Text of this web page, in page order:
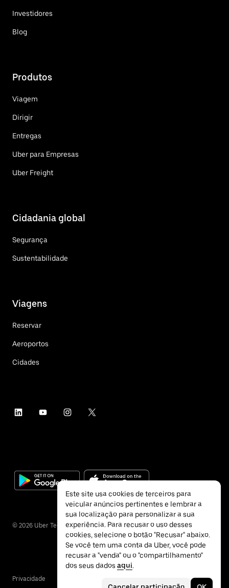
Investidores
Blog
Produtos
Viagem
Dirigir
Entregas
Uber para Empresas
Uber Freight
Cidadania global
Segurança
Sustentabilidade
Viagens
Reservar
Aeroportos
Cidades
© 2026 Uber Technologies Inc.
Privacidade
Este site usa cookies de terceiros para
veicular anúncios pertinentes e lembrar a
sua localização para personalizar a sua
experiência. Para recusar o uso desses
cookies, selecione o botão "Recusar" abaixo.
Se você tem uma conta da Uber, você pode
recusar a "venda" ou o "compartilhamento"
dos seus dados aqui.